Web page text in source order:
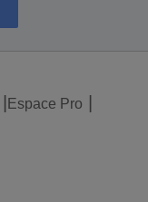
Espace Pro